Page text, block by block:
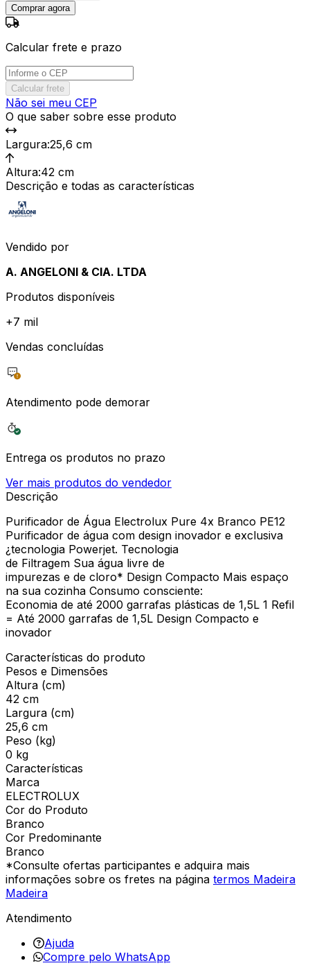
Comprar agora
Calcular frete e prazo
Calcular frete
Não sei meu CEP
O que saber sobre esse produto
Largura:25,6 cm
Altura:42 cm
Descrição e todas as características
Vendido por
A. ANGELONI & CIA. LTDA
Produtos disponíveis
+7 mil
Vendas concluídas
Atendimento pode demorar
Entrega os produtos no prazo
Ver mais produtos do vendedor
Descrição
Purificador de Água Electrolux Pure 4x Branco PE12
Purificador de água com design inovador e exclusiva
¿tecnologia Powerjet. Tecnologia
de Filtragem Sua água livre de
impurezas e de cloro* Design Compacto Mais espaço
na sua cozinha Consumo consciente:
Economia de até 2000 garrafas plásticas de 1,5L 1 Refil
= Até 2000 garrafas de 1,5L Design Compacto e
inovador
Características do produto
Pesos e Dimensões
Altura (cm)
42 cm
Largura (cm)
25,6 cm
Peso (kg)
0 kg
Características
Marca
ELECTROLUX
Cor do Produto
Branco
Cor Predominante
Branco
*Consulte ofertas participantes e adquira mais
informações sobre os fretes na página termos Madeira
Madeira
Atendimento
Ajuda
Compre pelo WhatsApp